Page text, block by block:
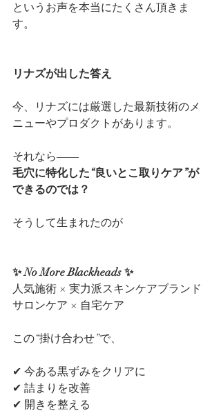
というお声を本当にたくさん頂きま
す。
リナズが出した答え
今、リナズには厳選した最新技術のメ
ニューやプロダクトがあります。
それなら――
毛穴に特化した“良いとこ取りケア”が
できるのでは？
そうして生まれたのが
✨ No More Blackheads ✨
人気施術 × 実力派スキンケアブランド
サロンケア × 自宅ケア
この“掛け合わせ”で、
✔ 今ある黒ずみをクリアに
✔ 詰まりを改善
✔ 開きを整える